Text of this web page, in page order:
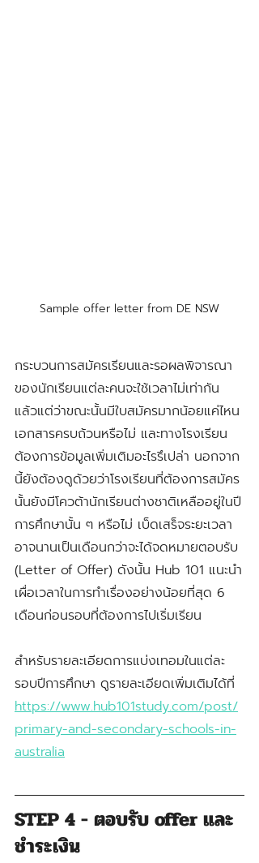
Sample offer letter from DE NSW
กระบวนการสมัครเรียนและรอผลพิจารณา
ของนักเรียนแต่ละคนจะใช้เวลาไม่เท่ากัน
แล้วแต่ว่าขณะนั้นมีใบสมัครมากน้อยแค่ไหน
เอกสารครบถ้วนหรือไม่ และทางโรงเรียน
ต้องการข้อมูลเพิ่มเติมอะไรรึเปล่า นอกจาก
นี้ยังต้องดูด้วยว่าโรงเรียนที่ต้องการสมัคร
นั้นยังมีโควต้านักเรียนต่างชาติเหลืออยู่ในปี
การศึกษานั้น ๆ หรือไม่ เบ็ดเสร็จระยะเวลา
อาจนานเป็นเดือนกว่าจะได้จดหมายตอบรับ
(Letter of Offer) ดังนั้น Hub 101 แนะนำ
เผื่อเวลาในการทำเรื่องอย่างน้อยที่สุด 6
เดือนก่อนรอบที่ต้องการไปเริ่มเรียน
สำหรับรายละเอียดการแบ่งเทอมในแต่ละ
รอบปีการศึกษา ดูรายละเอียดเพิ่มเติมได้ที่
https://www.hub101study.com/post/
primary-and-secondary-schools-in-
australia
STEP 4 - ตอบรับ offer และ
ชำระเงิน